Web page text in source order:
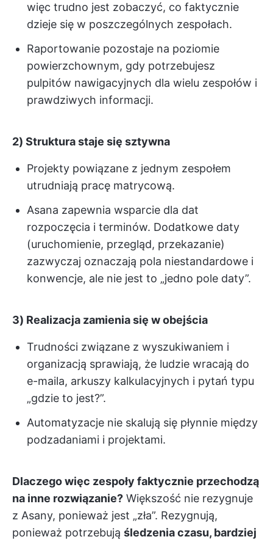
więc trudno jest zobaczyć, co faktycznie
dzieje się w poszczególnych zespołach.
Raportowanie pozostaje na poziomie
powierzchownym, gdy potrzebujesz
pulpitów nawigacyjnych dla wielu zespołów i
prawdziwych informacji.
2) Struktura staje się sztywna
Projekty powiązane z jednym zespołem
utrudniają pracę matrycową.
Asana zapewnia wsparcie dla dat
rozpoczęcia i terminów. Dodatkowe daty
(uruchomienie, przegląd, przekazanie)
zazwyczaj oznaczają pola niestandardowe i
konwencje, ale nie jest to „jedno pole daty”.
3) Realizacja zamienia się w obejścia
Trudności związane z wyszukiwaniem i
organizacją sprawiają, że ludzie wracają do
e-maila, arkuszy kalkulacyjnych i pytań typu
„gdzie to jest?”.
Automatyzacje nie skalują się płynnie między
podzadaniami i projektami.
Dlaczego więc zespoły faktycznie przechodzą
na inne rozwiązanie? Większość nie rezygnuje
z Asany, ponieważ jest „zła”. Rezygnują,
ponieważ potrzebują śledzenia czasu, bardziej